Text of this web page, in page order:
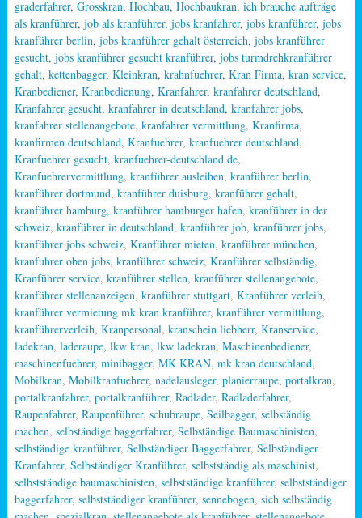
graderfahrer, Grosskran, Hochbau, Hochbaukran, ich brauche aufträge
als kranführer, job als kranführer, jobs kranfahrer, jobs kranführer, jobs
kranführer berlin, jobs kranführer gehalt österreich, jobs kranführer
gesucht, jobs kranführer gesucht kranführer, jobs turmdrehkranführer
gehalt, kettenbagger, Kleinkran, krahnfuehrer, Kran Firma, kran service,
Kranbediener, Kranbedienung, Kranfahrer, kranfahrer deutschland,
Kranfahrer gesucht, kranfahrer in deutschland, kranfahrer jobs,
kranfahrer stellenangebote, kranfahrer vermittlung, Kranfirma,
kranfirmen deutschland, Kranfuehrer, kranfuehrer deutschland,
Kranfuehrer gesucht, kranfuehrer-deutschland.de,
Kranfuehrervermittlung, kranführer ausleihen, kranführer berlin,
kranführer dortmund, kranführer duisburg, kranführer gehalt,
kranführer hamburg, kranführer hamburger hafen, kranführer in der
schweiz, kranführer in deutschland, kranführer job, kranführer jobs,
kranführer jobs schweiz, Kranführer mieten, kranführer münchen,
kranfuhrer oben jobs, kranführer schweiz, Kranführer selbständig,
Kranführer service, kranführer stellen, kranführer stellenangebote,
kranführer stellenanzeigen, kranführer stuttgart, Kranführer verleih,
kranführer vermietung mk kran kranführer, kranführer vermittlung,
kranführerverleih, Kranpersonal, kranschein liebherr, Kranservice,
ladekran, laderaupe, lkw kran, lkw ladekran, Maschinenbediener,
maschinenfuehrer, minibagger, MK KRAN, mk kran deutschland,
Mobilkran, Mobilkranfuehrer, nadelausleger, planierraupe, portalkran,
portalkranfahrer, portalkranführer, Radlader, Radladerfahrer,
Raupenfahrer, Raupenführer, schubraupe, Seilbagger, selbständig
machen, selbständige baggerfahrer, Selbständige Baumaschinisten,
selbständige kranführer, Selbständiger Baggerfahrer, Selbständiger
Kranfahrer, Selbständiger Kranführer, selbstständig als maschinist,
selbstständige baumaschinisten, selbstständige kranführer, selbstständiger
baggerfahrer, selbstständiger kranführer, sennebogen, sich selbständig